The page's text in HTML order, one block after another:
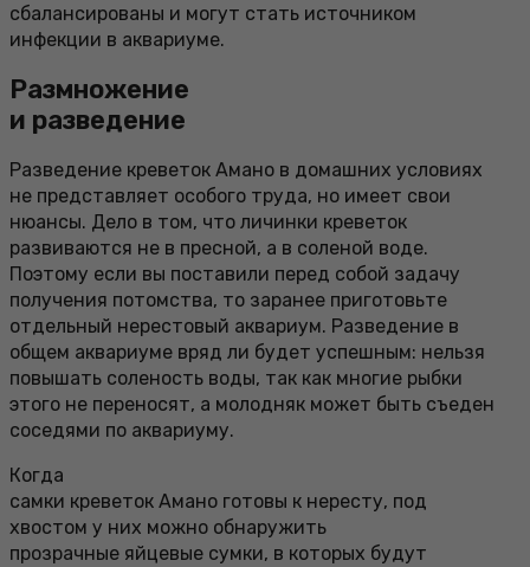
сбалансированы и могут стать источником
инфекции в аквариуме.
Размножение
и разведение
Разведение креветок Амано в домашних условиях
не представляет особого труда, но имеет свои
нюансы. Дело в том, что личинки креветок
развиваются не в пресной, а в соленой воде.
Поэтому если вы поставили перед собой задачу
получения потомства, то заранее приготовьте
отдельный нерестовый аквариум. Разведение в
общем аквариуме вряд ли будет успешным: нельзя
повышать соленость воды, так как многие рыбки
этого не переносят, а молодняк может быть съеден
соседями по аквариуму.
Когда
самки креветок Амано готовы к нересту, под
хвостом у них можно обнаружить
прозрачные яйцевые сумки, в которых будут